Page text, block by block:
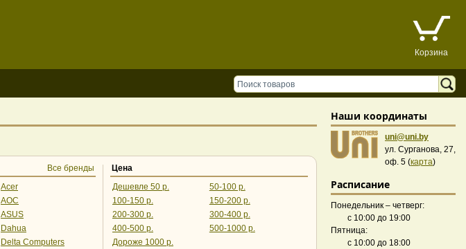
Корзина
Все бренды
Acer
AOC
ASUS
Dahua
Delta Computers
Цена
Дешевле 50 р.
50-100 р.
100-150 р.
150-200 р.
200-300 р.
300-400 р.
400-500 р.
500-1000 р.
Дороже 1000 р.
Наши координаты
uni@uni.by
ул. Сурганова, 27,
оф. 5 (карта)
Расписание
Понедельник – четверг:
с 10:00 до 19:00
Пятница:
с 10:00 до 18:00